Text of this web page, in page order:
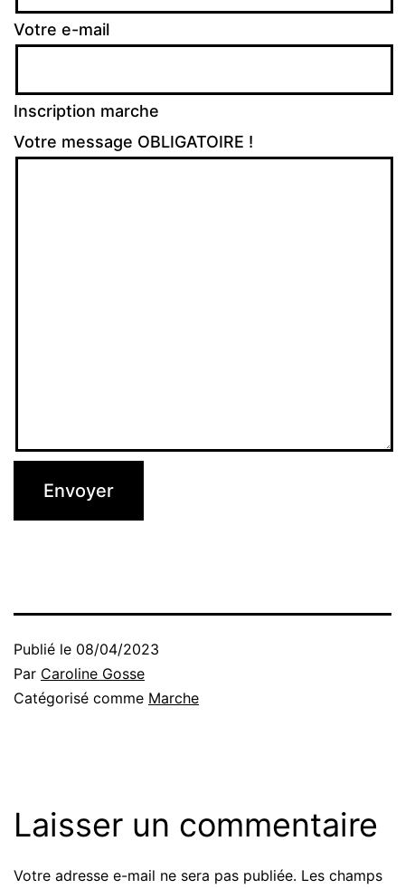
Votre e-mail
Inscription marche
Votre message OBLIGATOIRE !
Publié le 08/04/2023
Par Caroline Gosse
Catégorisé comme Marche
Laisser un commentaire
Votre adresse e-mail ne sera pas publiée. Les champs